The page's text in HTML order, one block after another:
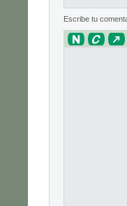
Escribe tu